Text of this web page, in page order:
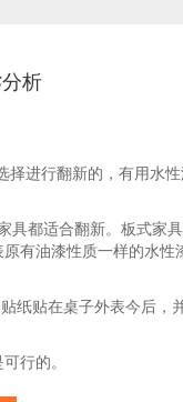
析
进行翻新的，有用水性
都适合翻新。板式家
有油漆性质一样的水性
贴在桌子外表今后，
行的。